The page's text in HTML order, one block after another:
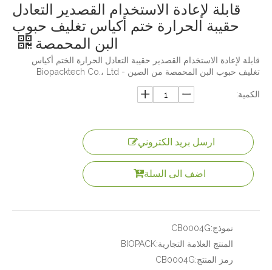
قابلة لإعادة الاستخدام القصدير التعادل
حقيبة الحرارة ختم أكياس تغليف حبوب
البن المحمصة
قابلة لإعادة الاستخدام القصدير حقيبة التعادل الحرارة الختم أكياس
تغليف حبوب البن المحمصة من الصين - Biopacktech Co.، Ltd
الكمية:
ارسل بريد الكتروني
اضف الى السلة
نموذج:CB0004G
المنتج العلامة التجارية:BIOPACK
رمز المنتج:CB0004G